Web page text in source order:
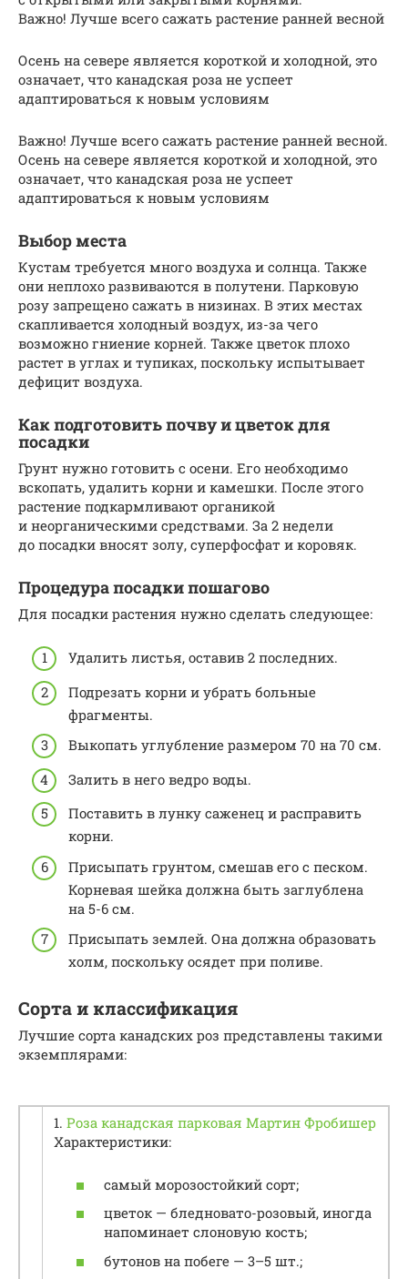
Важно! Лучше всего сажать растение ранней весной
Осень на севере является короткой и холодной, это
означает, что канадская роза не успеет
адаптироваться к новым условиям
Важно! Лучше всего сажать растение ранней весной.
Осень на севере является короткой и холодной, это
означает, что канадская роза не успеет
адаптироваться к новым условиям
Выбор места
Кустам требуется много воздуха и солнца. Также
они неплохо развиваются в полутени. Парковую
розу запрещено сажать в низинах. В этих местах
скапливается холодный воздух, из-за чего
возможно гниение корней. Также цветок плохо
растет в углах и тупиках, поскольку испытывает
дефицит воздуха.
Как подготовить почву и цветок для
посадки
Грунт нужно готовить с осени. Его необходимо
вскопать, удалить корни и камешки. После этого
растение подкармливают органикой
и неорганическими средствами. За 2 недели
до посадки вносят золу, суперфосфат и коровяк.
Процедура посадки пошагово
Для посадки растения нужно сделать следующее:
Удалить листья, оставив 2 последних.
Подрезать корни и убрать больные
фрагменты.
Выкопать углубление размером 70 на 70 см.
Залить в него ведро воды.
Поставить в лунку саженец и расправить
корни.
Присыпать грунтом, смешав его с песком.
Корневая шейка должна быть заглублена
на 5-6 см.
Присыпать землей. Она должна образовать
холм, поскольку осядет при поливе.
Сорта и классификация
Лучшие сорта канадских роз представлены такими
экземплярами:
1. Роза канадская парковая Мартин Фробишер
Характеристики:
самый морозостойкий сорт;
цветок — бледновато-розовый, иногда
напоминает слоновую кость;
бутонов на побеге — 3–5 шт.;